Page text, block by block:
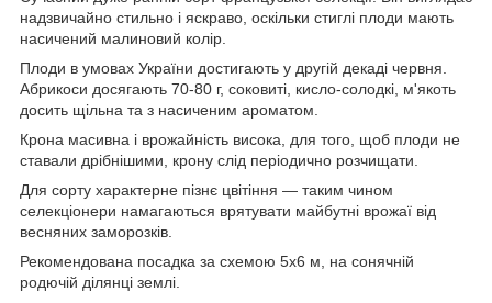
надзвичайно стильно і яскраво, оскільки стиглі плоди мають
насичений малиновий колір.
Плоди в умовах України достигають у другій декаді червня.
Абрикоси досягають 70-80 г, соковиті, кисло-солодкі, м'якоть
досить щільна та з насиченим ароматом.
Крона масивна і врожайність висока, для того, щоб плоди не
ставали дрібнішими, крону слід періодично розчищати.
Для сорту характерне пізнє цвітіння — таким чином
селекціонери намагаються врятувати майбутні врожаї від
весняних заморозків.
Рекомендована посадка за схемою 5х6 м, на сонячній
родючій ділянці землі.